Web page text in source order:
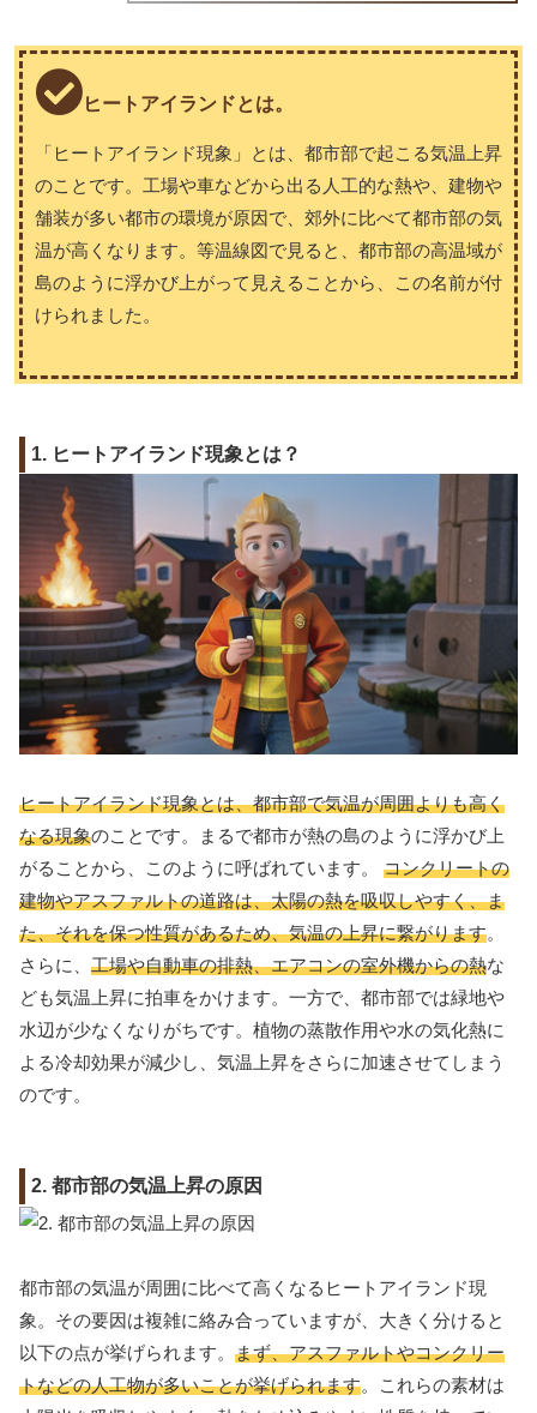
ヒートアイランドとは。
「ヒートアイランド現象」とは、都市部で起こる気温上昇
のことです。工場や車などから出る人工的な熱や、建物や
舗装が多い都市の環境が原因で、郊外に比べて都市部の気
温が高くなります。等温線図で見ると、都市部の高温域が
島のように浮かび上がって見えることから、この名前が付
けられました。
1. ヒートアイランド現象とは？
ヒートアイランド現象とは、都市部で気温が周囲よりも高く
なる現象のことです。まるで都市が熱の島のように浮かび上
がることから、このように呼ばれています。 コンクリートの
建物やアスファルトの道路は、太陽の熱を吸収しやすく、ま
た、それを保つ性質があるため、気温の上昇に繋がります。
さらに、 工場や自動車の排熱、エアコンの室外機からの熱な
ども気温上昇に拍車をかけます。一方で、都市部では緑地や
水辺が少なくなりがちです。植物の蒸散作用や水の気化熱に
よる冷却効果が減少し、気温上昇をさらに加速させてしまう
のです。
2. 都市部の気温上昇の原因
都市部の気温が周囲に比べて高くなるヒートアイランド現
象。その要因は複雑に絡み合っていますが、大きく分けると
以下の点が挙げられます。 まず、アスファルトやコンクリー
トなどの人工物が多いことが挙げられます。これらの素材は